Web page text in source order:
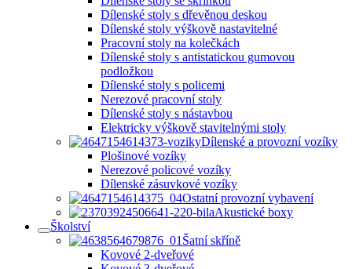
Dílenské stoly s dřevěnou deskou
Dílenské stoly výškově nastavitelné
Pracovní stoly na kolečkách
Dílenské stoly s antistatickou gumovou
podložkou
Dílenské stoly s policemi
Nerezové pracovní stoly
Dílenské stoly s nástavbou
Elektricky výškově stavitelnými stoly
Dílenské a provozní vozíky
Plošinové vozíky
Nerezové policové vozíky
Dílenské zásuvkové vozíky
Ostatní provozní vybavení
Akustické boxy
Školství
Šatní skříně
Kovové 2-dveřové